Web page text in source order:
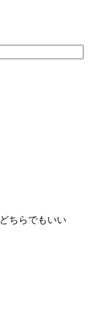
どちらでもいい